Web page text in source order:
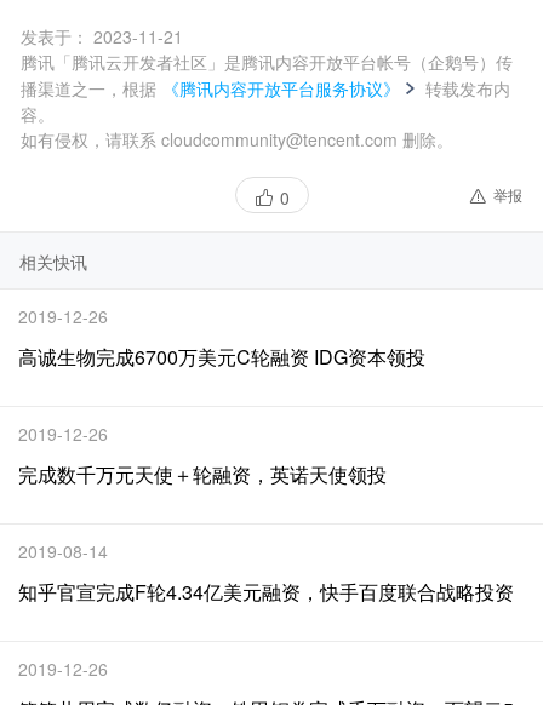
发表于： 2023-11-21
腾讯「腾讯云开发者社区」是腾讯内容开放平台帐号（企鹅号）传
播渠道之一，根据
《腾讯内容开放平台服务协议》
转载发布内
容。
如有侵权，请联系 cloudcommunity@tencent.com 删除。
0 举报
相关快讯
2019-12-26
高诚生物完成6700万美元C轮融资 IDG资本领投
2019-12-26
完成数千万元天使＋轮融资，英诺天使领投
2019-08-14
知乎官宣完成F轮4.34亿美元融资，快手百度联合战略投资
2019-12-26